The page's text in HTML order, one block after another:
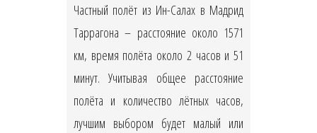
Частный полёт из Ин-Салах в Мадрид
Таррагона – расстояние около 1571
км, время полёта около 2 часов и 51
минут. Учитывая общее расстояние
полёта и количество лётных часов,
лучшим выбором будет малый или